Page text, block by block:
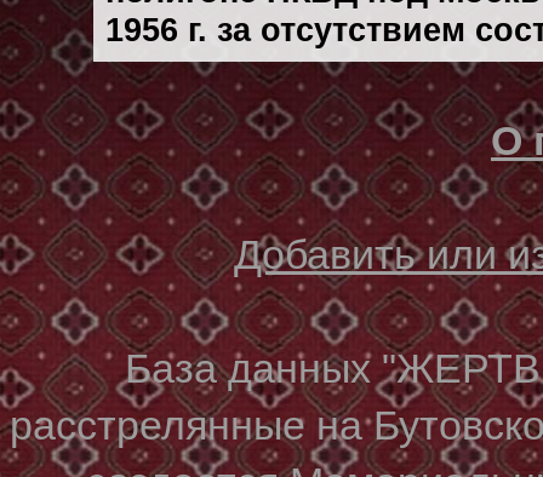
1956 г. за отсутствием
О
Добавить или
База данных
расстрелянные на